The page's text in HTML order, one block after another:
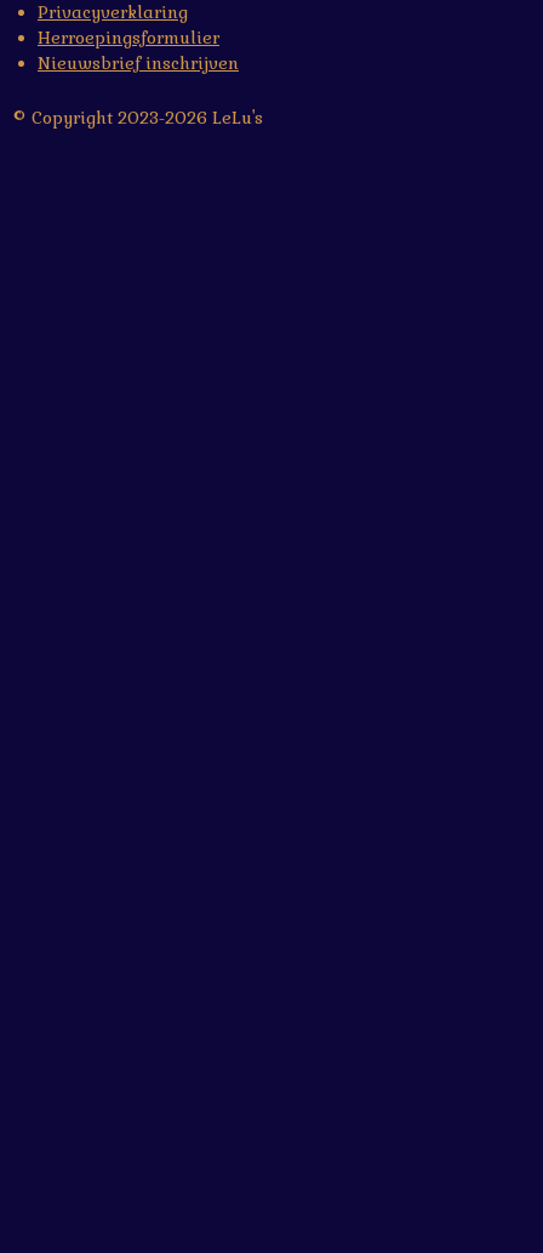
Privacyverklaring
Herroepingsformulier
Nieuwsbrief inschrijven
© Copyright 2023-2026 LeLu's